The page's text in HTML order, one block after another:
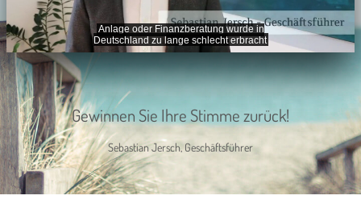
Gewinnen Sie Ihre Stimme zurück!
Sebastian Jersch, Geschäftsführer